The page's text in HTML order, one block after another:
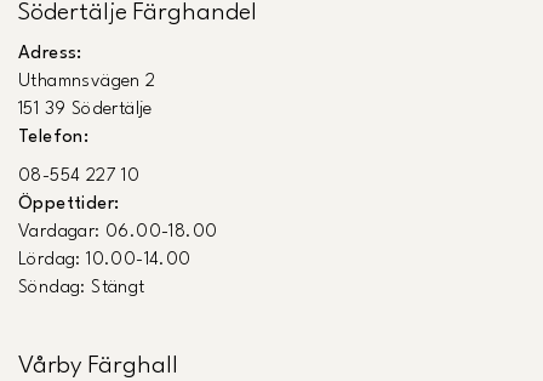
Södertälje Färghandel
Adress:
Uthamnsvägen 2
151 39 Södertälje
Telefon:
08-554 227 10
Öppettider:
Vardagar: 06.00-18.00
Lördag: 10.00-14.00
Söndag: Stängt
Vårby Färghall